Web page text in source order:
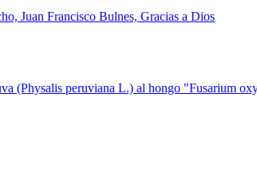
Juan Francisco Bulnes, Gracias a Dios
(Physalis peruviana L.) al hongo "Fusarium